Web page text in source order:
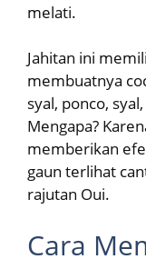
melati.
Jahitan ini
membuatnya
syal, ponco,
Mengapa?
memberikan
gaun terlihat
rajutan Oui.
Cara